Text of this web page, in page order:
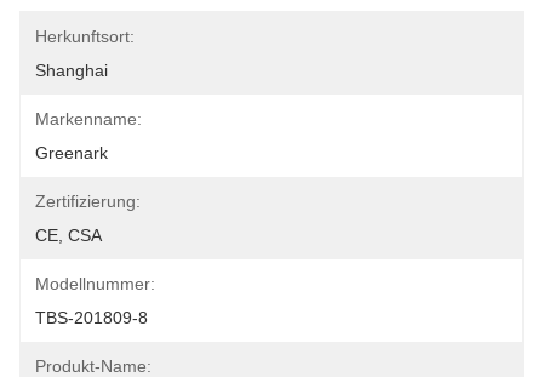
Herkunftsort:
Shanghai
Markenname:
Greenark
Zertifizierung:
CE, CSA
Modellnummer:
TBS-201809-8
Produkt-Name: